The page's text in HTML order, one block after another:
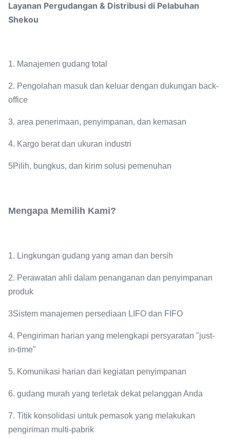
Layanan Pergudangan & Distribusi di Pelabuhan
Shekou
1. Manajemen gudang total
2. Pengolahan masuk dan keluar dengan dukungan back-
office
3. area penerimaan, penyimpanan, dan kemasan
4. Kargo berat dan ukuran industri
5Pilih, bungkus, dan kirim solusi pemenuhan
Mengapa Memilih Kami?
1. Lingkungan gudang yang aman dan bersih
2. Perawatan ahli dalam penanganan dan penyimpanan
produk
3Sistem manajemen persediaan LIFO dan FIFO
4. Pengiriman harian yang melengkapi persyaratan "just-
in-time"
5. Komunikasi harian dari kegiatan penyimpanan
6. gudang murah yang terletak dekat pelanggan Anda
7. Titik konsolidasi untuk pemasok yang melakukan
pengiriman multi-pabrik